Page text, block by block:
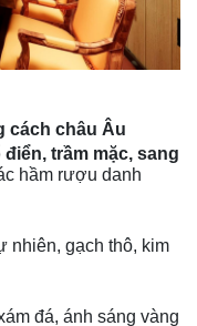
cách châu Âu
điển, trầm mặc, sang
hầm rượu danh
nhiên, gạch thô, kim
đá, ánh sáng vàng